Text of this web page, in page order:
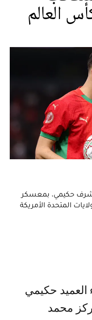
العالم
أشرف حكيمي، بمعسكر
المتحدة الأمريكة
محمد